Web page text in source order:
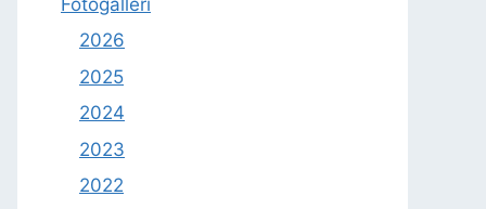
2026
2025
2024
2023
2022